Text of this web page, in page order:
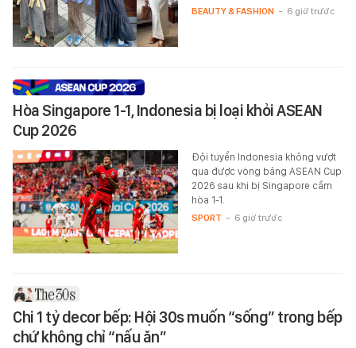
BEAUTY & FASHION - 6 giờ trước
Hòa Singapore 1-1, Indonesia bị loại khỏi ASEAN
Cup 2026
Đội tuyển Indonesia không vượt
qua được vòng bảng ASEAN Cup
2026 sau khi bị Singapore cầm
hòa 1-1.
SPORT - 6 giờ trước
Chi 1 tỷ decor bếp: Hội 30s muốn “sống” trong bếp
chứ không chỉ “nấu ăn”